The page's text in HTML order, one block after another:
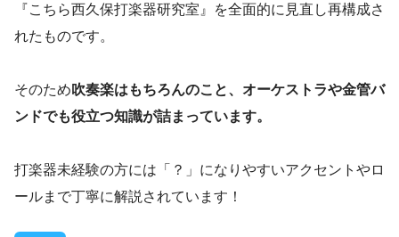
『こちら西久保打楽器研究室』を全面的に見直し再構成さ
れたものです。
そのため吹奏楽はもちろんのこと、オーケストラや金管バ
ンドでも役立つ知識が詰まっています。
打楽器未経験の方には「？」になりやすいアクセントやロ
ールまで丁寧に解説されています！